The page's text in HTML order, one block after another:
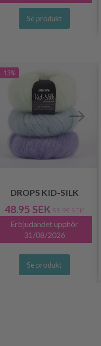
Se produkt
- 13%
DROPS KID-SILK
48.95 SEK 55.95 SEK
Erbjudandet upphör
31/08/2026
Se produkt